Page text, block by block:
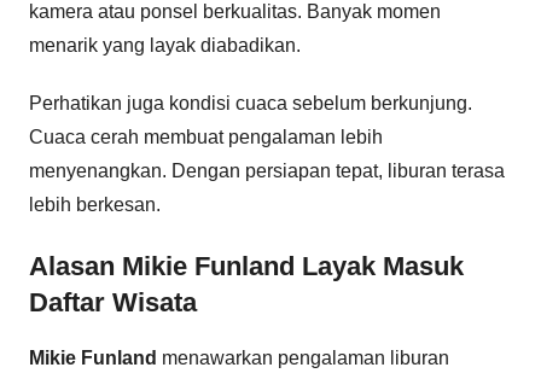
kamera atau ponsel berkualitas. Banyak momen
menarik yang layak diabadikan.
Perhatikan juga kondisi cuaca sebelum berkunjung.
Cuaca cerah membuat pengalaman lebih
menyenangkan. Dengan persiapan tepat, liburan terasa
lebih berkesan.
Alasan Mikie Funland Layak Masuk
Daftar Wisata
Mikie Funland menawarkan pengalaman liburan